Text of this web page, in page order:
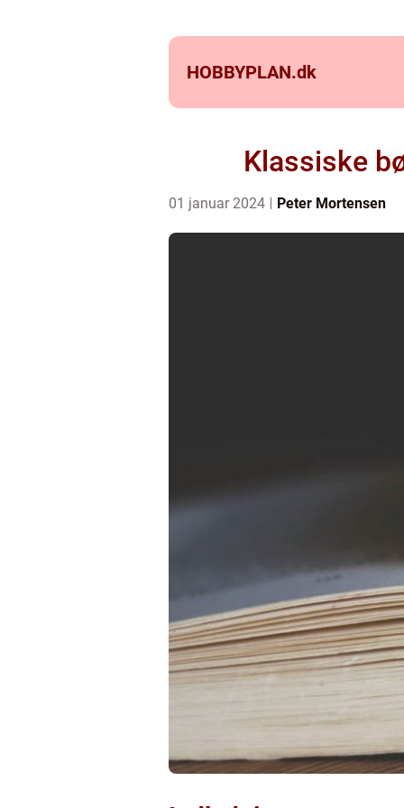
HOBBYPLAN.dk
Klassiske
01 januar 2024 Peter Mortensen